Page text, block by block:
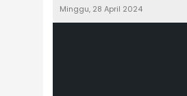
Minggu, 28 April 2024